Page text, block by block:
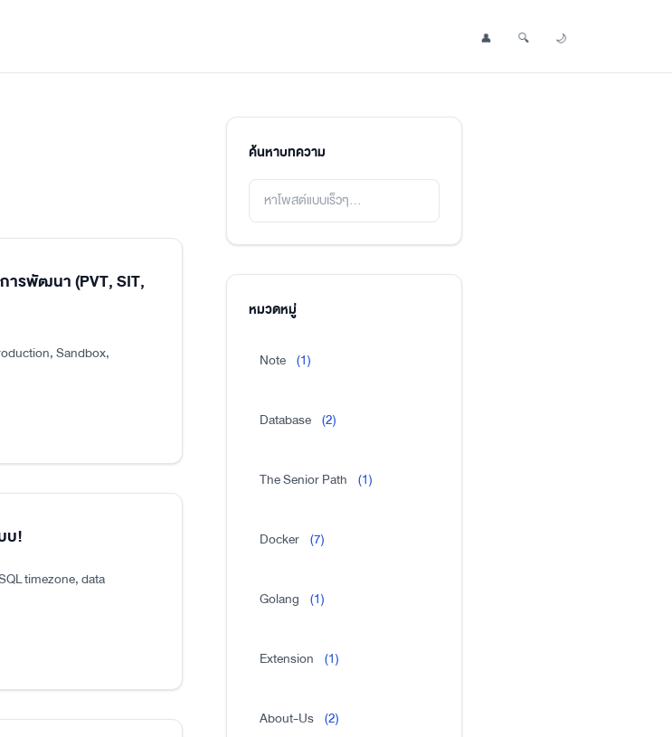
Profile
👤 Search Post
🔍 Toggle Dark Mode
🌙
การพัฒนา (PVT, SIT,
Sandbox,
บ!
timezone, data
ค้นหาบทความ
หมวดหมู่
Note (1)
Database (2)
The Senior Path (1)
Docker (7)
Golang (1)
Extension (1)
About-Us (2)